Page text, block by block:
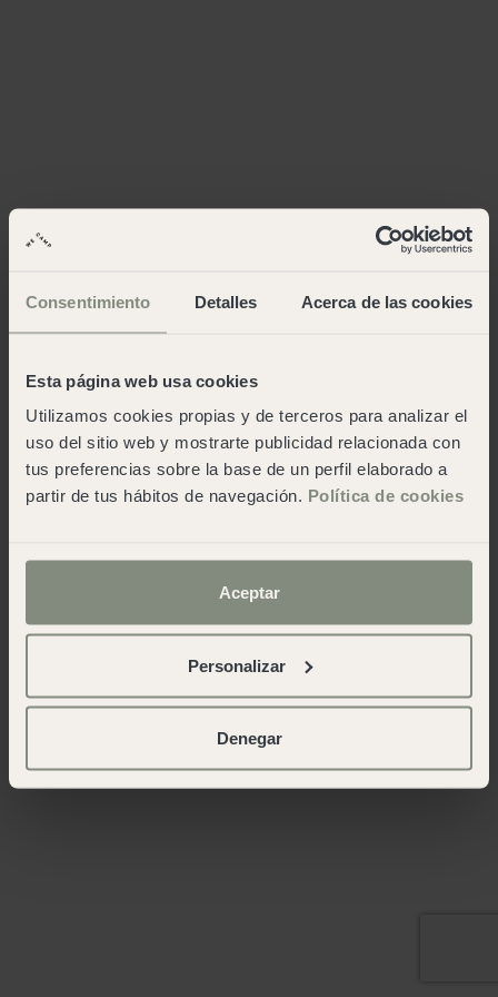
Consentimiento Detalles Acerca de las cookies
Esta página web usa cookies
Utilizamos cookies propias y de terceros para analizar el
uso del sitio web y mostrarte publicidad relacionada con
tus preferencias sobre la base de un perfil elaborado a
partir de tus hábitos de navegación. Política de cookies
Aceptar
Personalizar
Denegar